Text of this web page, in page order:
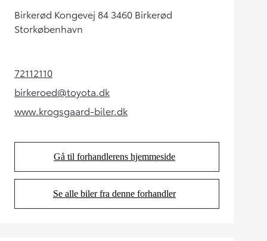
Birkerød Kongevej 84 3460 Birkerød
Storkøbenhavn
72112110(Opens in new tab)
birkeroed@toyota.dk
(Opens in new tab)
www.krogsgaard-biler.dk
(Opens in new tab)
Gå til forhandlerens hjemmeside
(Opens in new tab)
Se alle biler fra denne forhandler
(Opens in new tab)